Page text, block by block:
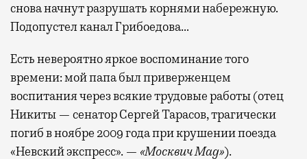
снова начнут разрушать корнями набережную.
Подопустел канал Грибоедова…
Есть невероятно яркое воспоминание того
времени: мой папа был приверженцем
воспитания через всякие трудовые работы (отец
Никиты — сенатор Сергей Тарасов, трагически
погиб в ноябре 2009 года при крушении поезда
«Невский экспресс». — «Москвич Mag»).